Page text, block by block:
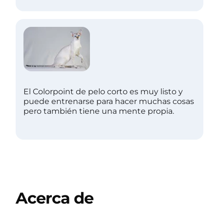
El Colorpoint de pelo corto es muy listo y
puede entrenarse para hacer muchas cosas
pero también tiene una mente propia.
Acerca de